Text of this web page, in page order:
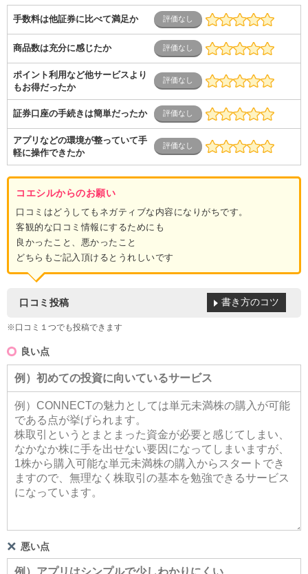
手数料は他証券に比べて満足か
商品数は充分に感じたか
ポイント利用など他サービスより
もお得だったか
証券口座の手続きは簡単だったか
アプリなどの環境が整っていて手
軽に操作できたか
コエシルからのお願い
口コミはどうしてもネガティブな内容になりがちです。
客観的な口コミ情報にするためにも
良かったこと、悪かったこと
どちらもご記入頂けるとうれしいです
口コミ投稿
※口コミ１つでも投稿できます
書き方のコツ
良い点
悪い点